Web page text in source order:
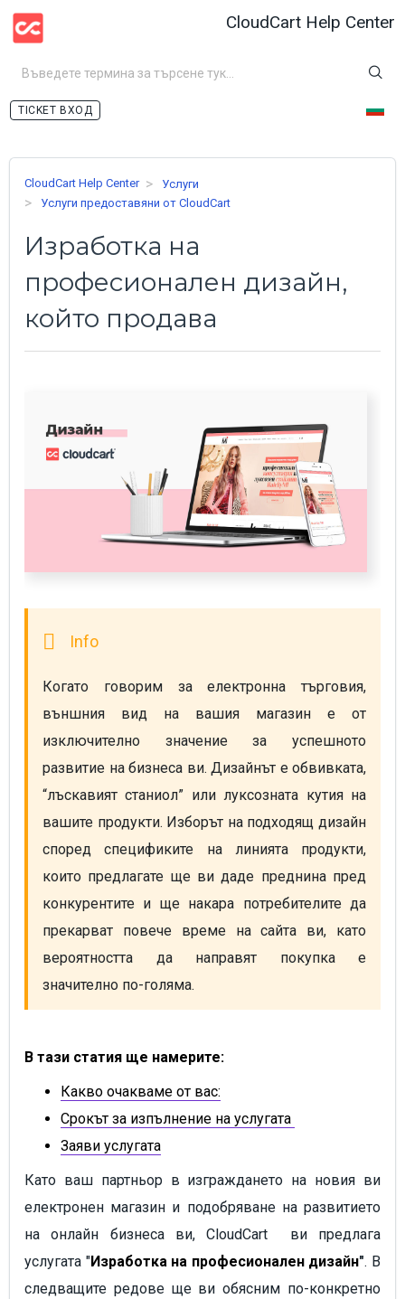
CloudCart Help Center
ВХОД
CloudCart Help Center
Услуги
Услуги предоставяни от CloudCart
Изработка на
професионален дизайн,
който продава
Когато говорим за електронна търговия,
външния вид на вашия магазин е от
изключително значение за успешното
развитие на бизнеса ви. Дизайнът е обвивката,
“лъскавият станиол” или луксозната кутия на
вашите продукти. Изборът на подходящ дизайн
според спецификите на линията продукти,
които предлагате ще ви даде преднина пред
конкурентите и ще накара потребителите да
прекарват повече време на сайта ви, като
вероятността да направят покупка е
значително по-голяма.
В тази статия ще намерите:
Какво очакваме от вас:
Срокът за изпълнение на услугата
Заяви услугата
Като ваш партньор в изграждането на новия ви
електронен магазин и подобряване на развитието
на онлайн бизнеса ви, CloudCart ви предлага
услугата "Изработка на професионален дизайн". В
следващите редове ще ви обясним по-конкретно